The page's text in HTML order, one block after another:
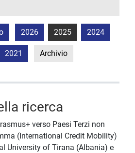
2026 2025 2024
2021 Archivio
ricerca
verso Paesi Terzi non
(International Credit Mobility)
University of Tirana (Albania) e